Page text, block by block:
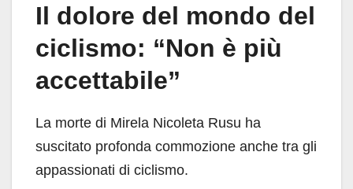
Il dolore del mondo del
ciclismo: “Non è più
accettabile”
La morte di Mirela Nicoleta Rusu ha
suscitato profonda commozione anche tra gli
appassionati di ciclismo.